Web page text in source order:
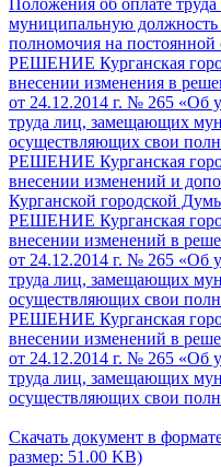
муниципальную
полномочия на постоянной
РЕШЕНИЕ Курганская
внесении изменения в
от 24.12.2014 г. № 265 «Об
труда лиц, замещающих
осуществляющих свои
РЕШЕНИЕ Курганская
внесении изменений и
Курганской городской
РЕШЕНИЕ Курганская
внесении изменений в
от 24.12.2014 г. № 265 «Об
труда лиц, замещающих
осуществляющих свои
РЕШЕНИЕ Курганская
внесении изменений в
от 24.12.2014 г. № 265 «Об
труда лиц, замещающих
осуществляющих свои
Скачать документ в
размер: 51.00 KB)